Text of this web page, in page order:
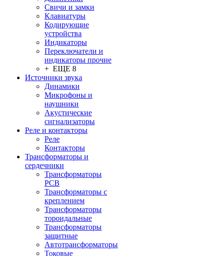
Свичи и замки
Клавиатуры
Кодирующие
устройства
Индикаторы
Переключатели и
индикаторы прочие
+ ЕЩЕ 8
Источники звука
Динамики
Микрофоны и
наушники
Акустические
сигнализаторы
Реле и контакторы
Реле
Контакторы
Трансформаторы и
сердечники
Трансформаторы
PCB
Трансформаторы с
креплением
Трансформаторы
тороидальные
Трансформаторы
защитные
Автотрансформаторы
Токовые